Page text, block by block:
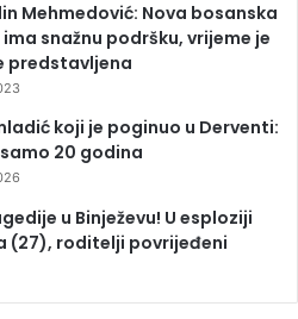
Mehmedović: Nova bosanska
snažnu podršku, vrijeme je
predstavljena
koji je poginuo u Derventi:
20 godina
u Binježevu! U esploziji
(27), roditelji povrijeđeni